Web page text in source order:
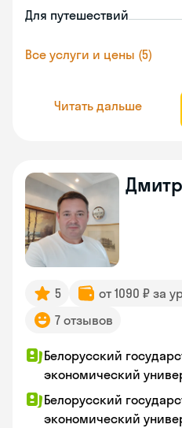
Для путешествий
Все услуги и цены (5)
Читать дальше
5 от 1090 ₽ за
7 отзывов
Белорусский
экономический
Белорусский
экономический